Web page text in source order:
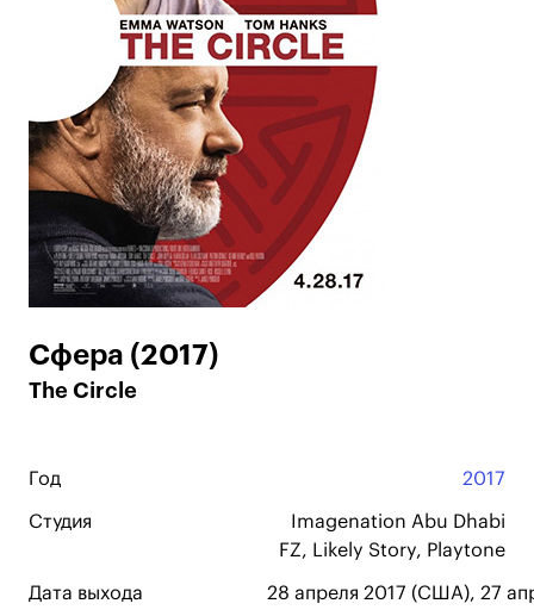
Сфера (2017)
The Circle
Год 2017
Студия
Imagenation Abu Dhabi
FZ, Likely Story, Playtone
Дата выхода 28 апреля 2017 (США), 27